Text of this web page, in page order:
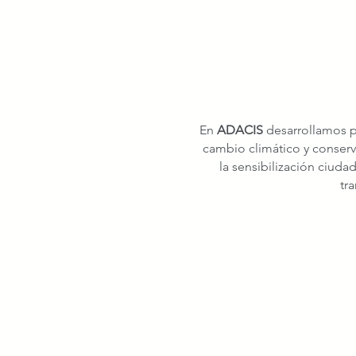
En ADACIS desarrollamos
cambio climático y
la sensibilización